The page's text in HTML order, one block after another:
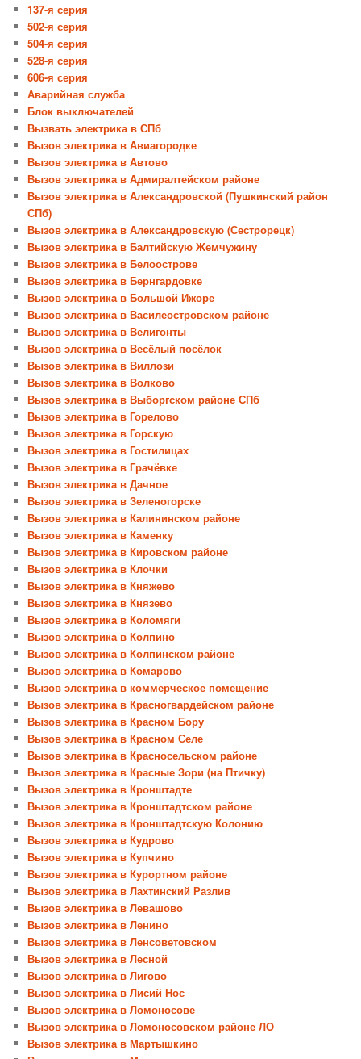
137-я серия
502-я серия
504-я серия
528-я серия
606-я серия
Аварийная служба
Блок выключателей
Вызвать электрика в СПб
Вызов электрика в Авиагородке
Вызов электрика в Автово
Вызов электрика в Адмиралтейском районе
Вызов электрика в Александровской (Пушкинский район
СПб)
Вызов электрика в Александровскую (Сестрорецк)
Вызов электрика в Балтийскую Жемчужину
Вызов электрика в Белоострове
Вызов электрика в Бернгардовке
Вызов электрика в Большой Ижоре
Вызов электрика в Василеостровском районе
Вызов электрика в Велигонты
Вызов электрика в Весёлый посёлок
Вызов электрика в Виллози
Вызов электрика в Волково
Вызов электрика в Выборгском районе СПб
Вызов электрика в Горелово
Вызов электрика в Горскую
Вызов электрика в Гостилицах
Вызов электрика в Грачёвке
Вызов электрика в Дачное
Вызов электрика в Зеленогорске
Вызов электрика в Калининском районе
Вызов электрика в Каменку
Вызов электрика в Кировском районе
Вызов электрика в Клочки
Вызов электрика в Княжево
Вызов электрика в Князево
Вызов электрика в Коломяги
Вызов электрика в Колпино
Вызов электрика в Колпинском районе
Вызов электрика в Комарово
Вызов электрика в коммерческое помещение
Вызов электрика в Красногвардейском районе
Вызов электрика в Красном Бору
Вызов электрика в Красном Селе
Вызов электрика в Красносельском районе
Вызов электрика в Красные Зори (на Птичку)
Вызов электрика в Кронштадте
Вызов электрика в Кронштадтском районе
Вызов электрика в Кронштадтскую Колонию
Вызов электрика в Кудрово
Вызов электрика в Купчино
Вызов электрика в Курортном районе
Вызов электрика в Лахтинский Разлив
Вызов электрика в Левашово
Вызов электрика в Ленино
Вызов электрика в Ленсоветовском
Вызов электрика в Лесной
Вызов электрика в Лигово
Вызов электрика в Лисий Нос
Вызов электрика в Ломоносове
Вызов электрика в Ломоносовском районе ЛО
Вызов электрика в Мартышкино